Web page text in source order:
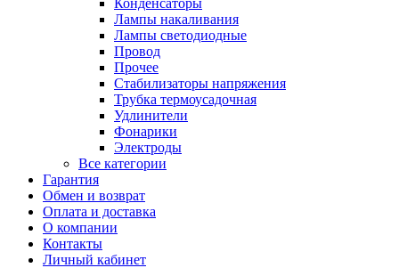
Лампы накаливания
Лампы светодиодные
Провод
Прочее
Стабилизаторы напряжения
Трубка термоусадочная
Удлинители
Фонарики
Электроды
Все категории
Гарантия
Обмен и возврат
Оплата и доставка
О компании
Контакты
Личный кабинет